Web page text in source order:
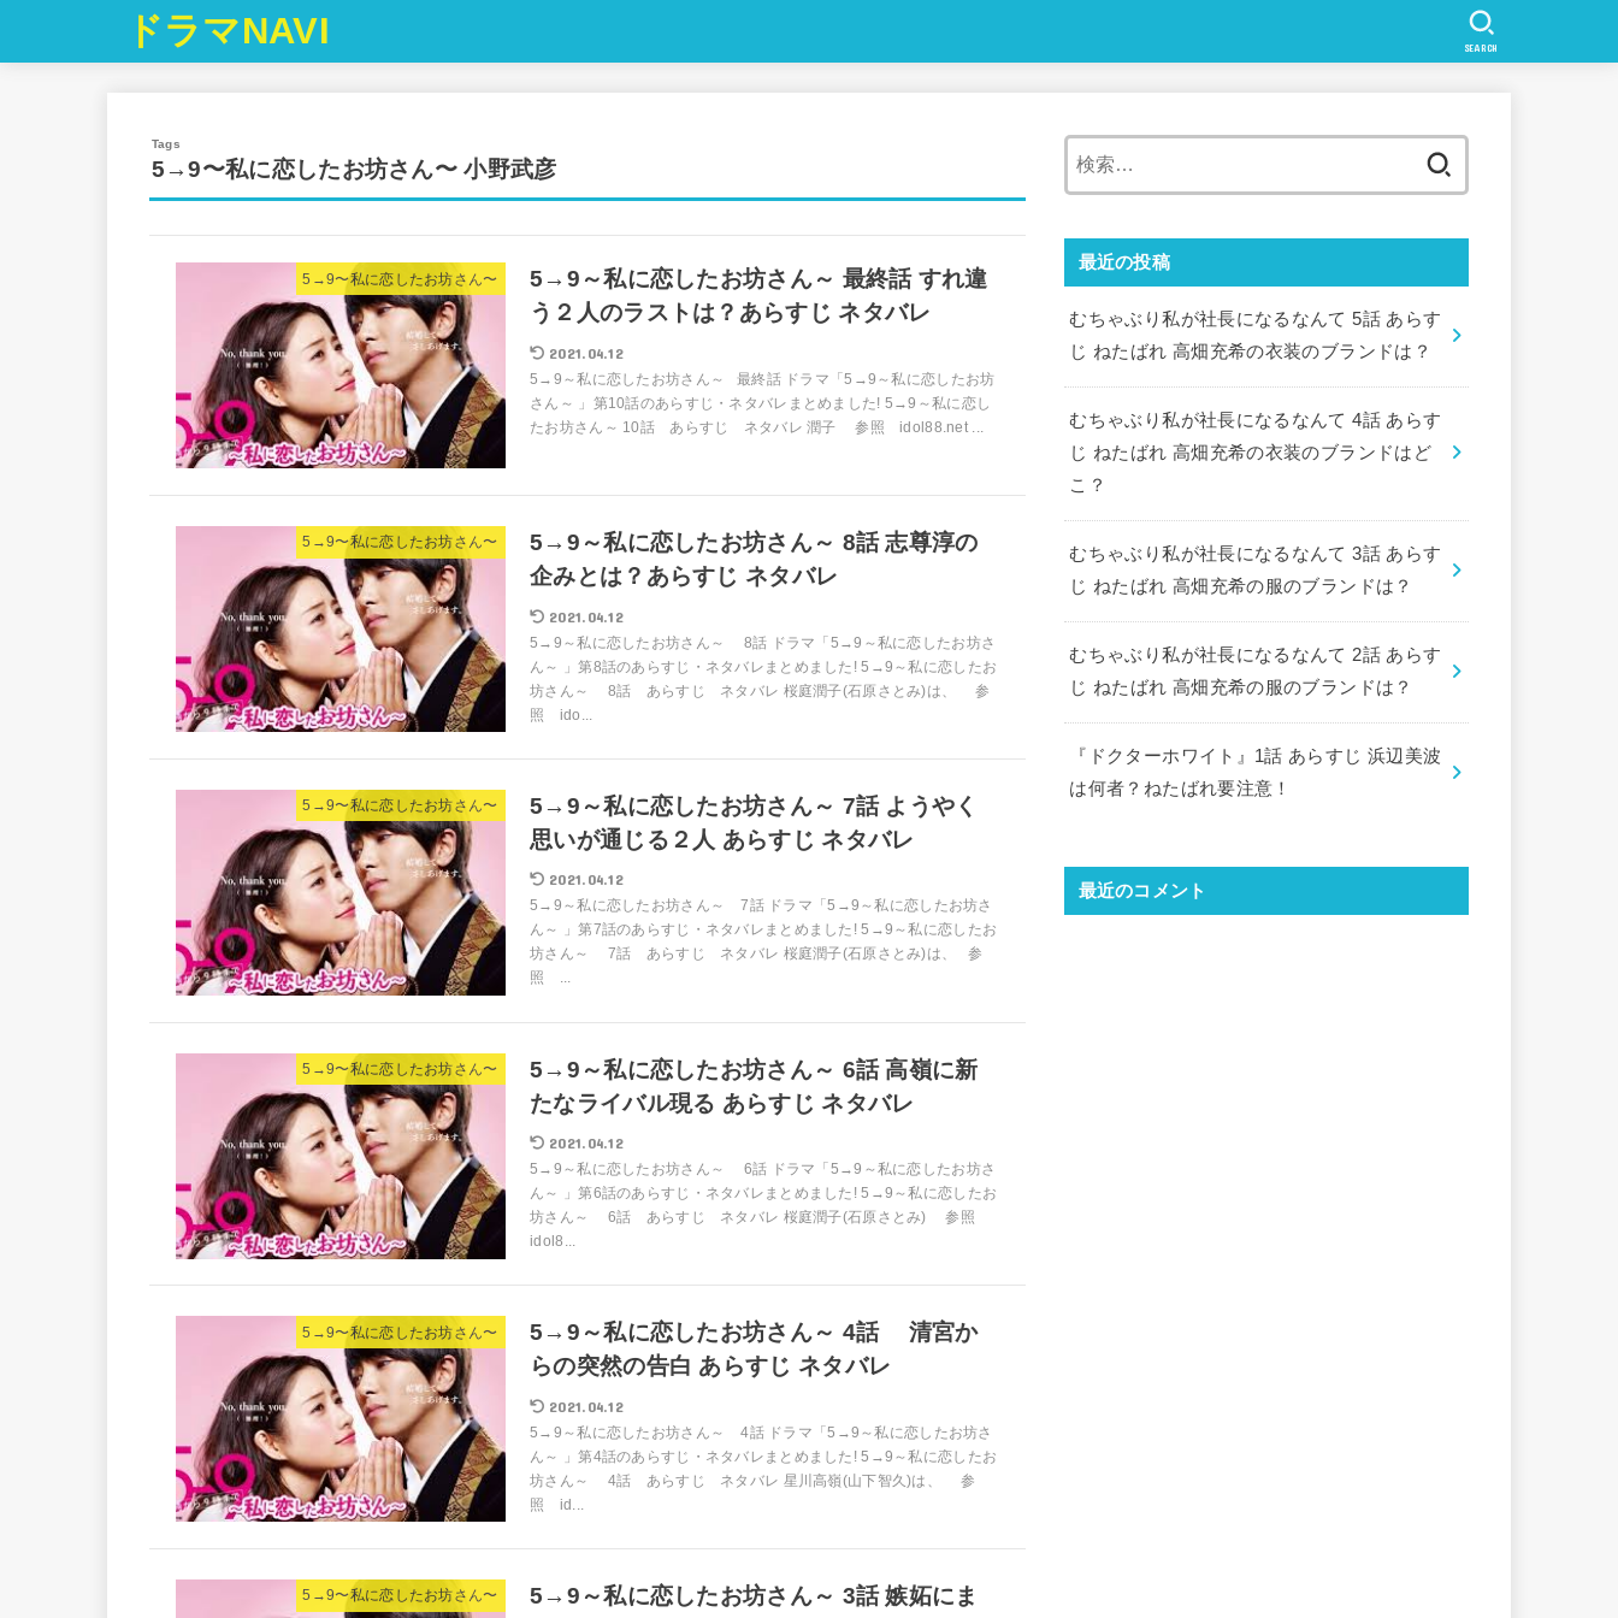
ドラマNAVI SEARCH
5→9〜私に恋したお坊さん〜 小野武彦
5→9〜私に恋したお坊さん〜
5→9～私に恋したお坊さん～ 最終話 すれ違
う２人のラストは？あらすじ ネタバレ
2021.04.12
5→9～私に恋したお坊さん～ 最終話 ドラマ「5→9～私に恋したお坊
さん～ 」第10話のあらすじ・ネタバレまとめました! 5→9～私に恋し
たお坊さん～ 10話 あらすじ ネタバレ 潤子 参照 idol88.net ...
5→9〜私に恋したお坊さん〜
5→9～私に恋したお坊さん～ 8話 志尊淳の
企みとは？あらすじ ネタバレ
2021.04.12
5→9～私に恋したお坊さん～ 8話 ドラマ「5→9～私に恋したお坊さ
ん～ 」第8話のあらすじ・ネタバレまとめました! 5→9～私に恋したお
坊さん～ 8話 あらすじ ネタバレ 桜庭潤子(石原さとみ)は、 参
照 ido...
5→9〜私に恋したお坊さん〜
5→9～私に恋したお坊さん～ 7話 ようやく
思いが通じる２人 あらすじ ネタバレ
2021.04.12
5→9～私に恋したお坊さん～ 7話 ドラマ「5→9～私に恋したお坊さ
ん～ 」第7話のあらすじ・ネタバレまとめました! 5→9～私に恋したお
坊さん～ 7話 あらすじ ネタバレ 桜庭潤子(石原さとみ)は、 参
照 ...
5→9〜私に恋したお坊さん〜
5→9～私に恋したお坊さん～ 6話 高嶺に新
たなライバル現る あらすじ ネタバレ
2021.04.12
5→9～私に恋したお坊さん～ 6話 ドラマ「5→9～私に恋したお坊さ
ん～ 」第6話のあらすじ・ネタバレまとめました! 5→9～私に恋したお
坊さん～ 6話 あらすじ ネタバレ 桜庭潤子(石原さとみ) 参照
idol8...
5→9〜私に恋したお坊さん〜
5→9～私に恋したお坊さん～ 4話 清宮か
らの突然の告白 あらすじ ネタバレ
2021.04.12
5→9～私に恋したお坊さん～ 4話 ドラマ「5→9～私に恋したお坊さ
ん～ 」第4話のあらすじ・ネタバレまとめました! 5→9～私に恋したお
坊さん～ 4話 あらすじ ネタバレ 星川高嶺(山下智久)は、 参
照 id...
5→9〜私に恋したお坊さん〜
5→9～私に恋したお坊さん～ 3話 嫉妬にま
最近の投稿
むちゃぶり私が社長になるなんて 5話 あらす
じ ねたばれ 高畑充希の衣装のブランドは？
むちゃぶり私が社長になるなんて 4話 あらす
じ ねたばれ 高畑充希の衣装のブランドはど
こ？
むちゃぶり私が社長になるなんて 3話 あらす
じ ねたばれ 高畑充希の服のブランドは？
むちゃぶり私が社長になるなんて 2話 あらす
じ ねたばれ 高畑充希の服のブランドは？
『ドクターホワイト』1話 あらすじ 浜辺美波
は何者？ねたばれ要注意！
最近のコメント